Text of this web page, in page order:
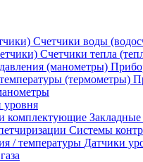
Счетчики воды
Счетчики тепла
уровня
Системы
Датчики